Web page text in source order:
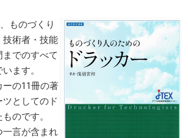
ものづくり
技術者・技能
でのすべて
ます。
ーの11冊の著
としてのド
のです。
一言が含まれ